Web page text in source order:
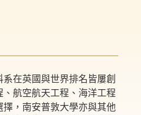
在英國與世界排名皆屢創
航空航天工程、海洋工程
，南安普敦大學亦與其他